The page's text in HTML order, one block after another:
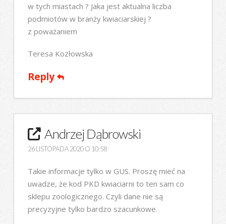
w tych miastach ? Jaka jest aktualna liczba
podmiotów w branży kwiaciarskiej ?
z poważaniem
Teresa Kozłowska
Reply
Andrzej Dąbrowski
26 LISTOPADA 2020 O 10:58
Takie informacje tylko w GUS. Proszę mieć na
uwadze, że kod PKD kwiaciarni to ten sam co
sklepu zoologicznego. Czyli dane nie są
precyzyjne tylko bardzo szacunkowe.